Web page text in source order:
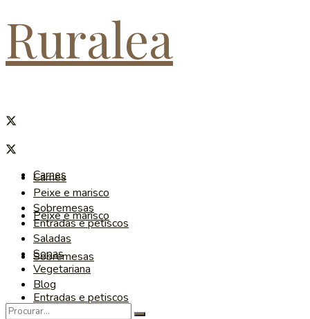
Ruralea
Carnes
Peixe e marisco
Sobremesas
Entradas e petiscos
Carnes
Peixe e marisco
Sobremesas
Entradas e petiscos
Saladas
Sopas
Vegetariana
Blog